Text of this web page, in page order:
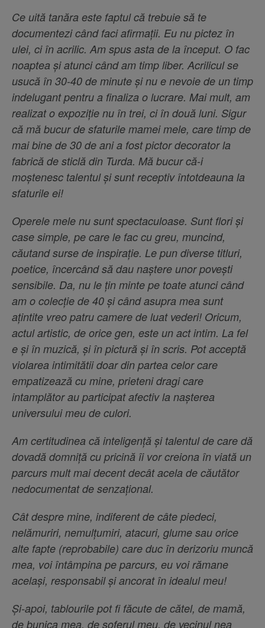
Ce uită tanăra este faptul că trebuie să te
documentezi când faci afirmații. Eu nu pictez în
ulei, ci în acrilic. Am spus asta de la început. O fac
noaptea și atunci când am timp liber. Acrilicul se
usucă în 30-40 de minute și nu e nevoie de un timp
indelugant pentru a finaliza o lucrare. Mai mult, am
realizat o expoziție nu în trei, ci în două luni. Sigur
că mă bucur de sfaturile mamei mele, care timp de
mai bine de 30 de ani a fost pictor decorator la
fabrică de sticlă din Turda. Mă bucur că-i
moștenesc talentul și sunt receptiv întotdeauna la
sfaturile ei!
Operele mele nu sunt spectaculoase. Sunt flori și
case simple, pe care le fac cu greu, muncind,
căutand surse de inspirație. Le pun diverse titluri,
poetice, încercând să dau naștere unor povești
sensibile. Da, nu le țin minte pe toate atunci când
am o colecție de 40 și când asupra mea sunt
ațintite vreo patru camere de luat vederi! Oricum,
actul artistic, de orice gen, este un act intim. La fel
e și în muzică, și în pictură și în scris. Pot acceptă
violarea intimitătii doar din partea celor care
empatizează cu mine, prieteni dragi care
intamplător au participat afectiv la nașterea
universului meu de culori.
Am certitudinea că inteligență și talentul de care dă
dovadă domniță cu pricină îi vor creiona în viată un
parcurs mult mai decent decât acela de căutător
nedocumentat de senzațional.
Cât despre mine, indiferent de câte piedeci,
nelămuriri, nemulțumiri, atacuri, glume sau orice
alte fapte (reprobabile) care duc în derizoriu muncă
mea, voi întâmpina pe parcurs, eu voi rămane
același, responsabil și ancorat în idealul meu!
Și-apoi, tablourile pot fi făcute de cătel, de mamă,
de bunica mea, de șoferul meu, de vecinul nea